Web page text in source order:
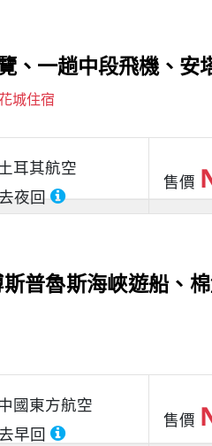
、一趟中段飛機、安
城住宿
土耳其航空
夜回
售價
普魯斯海峽遊船、
國東方航空
早回
售價